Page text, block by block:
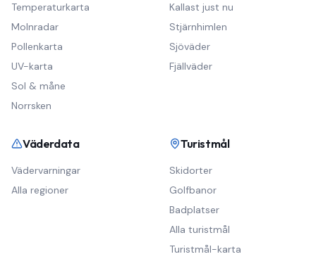
Temperaturkarta
Molnradar
Pollenkarta
UV-karta
Sol & måne
Norrsken
Kallast just nu
Stjärnhimlen
Sjöväder
Fjällväder
Väderdata
Vädervarningar
Alla regioner
Turistmål
Skidorter
Golfbanor
Badplatser
Alla turistmål
Turistmål-karta